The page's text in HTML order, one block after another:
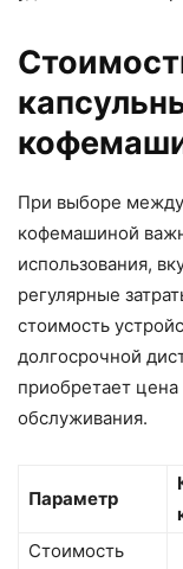
При выборе
кофемашиной
использования,
регулярные
стоимость
долгосрочной
приобретает
обслуживания.
Параметр
Стоимость